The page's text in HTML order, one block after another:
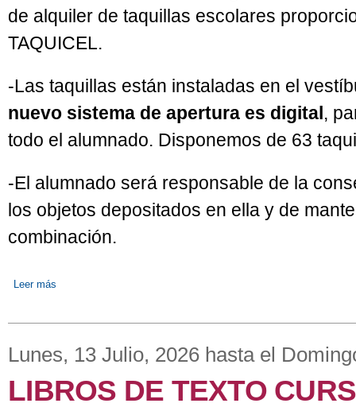
de alquiler de taquillas escolares
TAQUICEL.
-Las taquillas están instaladas en el
nuevo sistema de apertura es digital,
todo el alumnado. Disponemos de 63
-El alumnado será responsable de la
los objetos depositados en ella y de
combinación.
Leer más
Lunes, 13 Julio, 2026 hasta el
LIBROS DE TEXTO